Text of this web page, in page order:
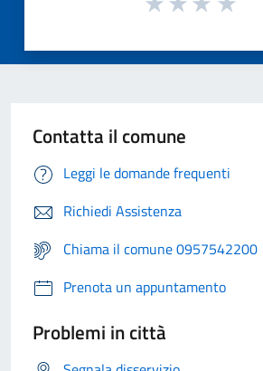
Contatta il comune
Leggi le domande frequenti
Richiedi Assistenza
Chiama il comune 0957542200
Prenota un appuntamento
Problemi in città